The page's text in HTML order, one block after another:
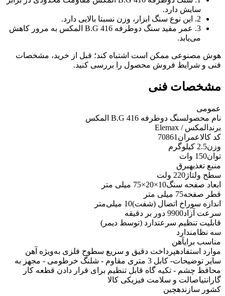
سایش دارد.
2. این نوع سنگ ابزار، وزن نسبتا بالایی دارد.
3. عمر مفید سنگ دوطرفه B.G 416 المکس به مرور کاهش
می‌یابد.
هوش مصنوعی ممکن است اشتباه کند؛ قبل از خرید، مشخصات
فنی و شرایط فروش محصول را بررسی کنید.
مشخصات فنی
عمومی
نام محصولسنگ دوطرفه B.G 416 المکس
برند المکس / Elemax
کد کالاعمران 70861
وزن2.5 کیلوگرم
توان150 وات
منبع تغذیهبرق
سطح ولتاژ220 ولت
ابعاد صفحه سنگ10×20×75 میلی متر
قطر صفحه75 میلی متر
اندازه سوراخ اتصال (شفت)10 میلی‌متر
سرعت آزاد9900 دور بر دقیقه
قابلیت تنظیم سرعتدارد (توسط دیمر)
سه نظامندارد
مناسب برایآهن
موارد استفادهپرداخت دقیق و سریع سطوح فلزی به‌ویژه آهن
سایر توضیحات
- کابل 3 متری مقاوم - شلنگ خرطومی - مجهز به
محافظ چشم - تکیه گاه قابل تنظیم برای قرار دادن قطعه کار
گارانتیاصالت و سلامت فیزیکی کالا
کشور سازندهچین